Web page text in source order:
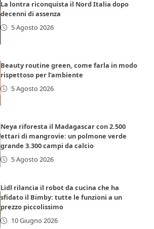
La lontra riconquista il Nord Italia dopo
decenni di assenza
5 Agosto 2026
Beauty routine green, come farla in modo
rispettoso per l’ambiente
5 Agosto 2026
Neya riforesta il Madagascar con 2.500
ettari di mangrovie: un polmone verde
grande 3.300 campi da calcio
5 Agosto 2026
Lidl rilancia il robot da cucina che ha
sfidato il Bimby: tutte le funzioni a un
prezzo piccolissimo
10 Giugno 2026